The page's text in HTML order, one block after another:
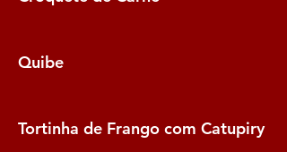
Quibe
Tortinha de Frango com Catupiry